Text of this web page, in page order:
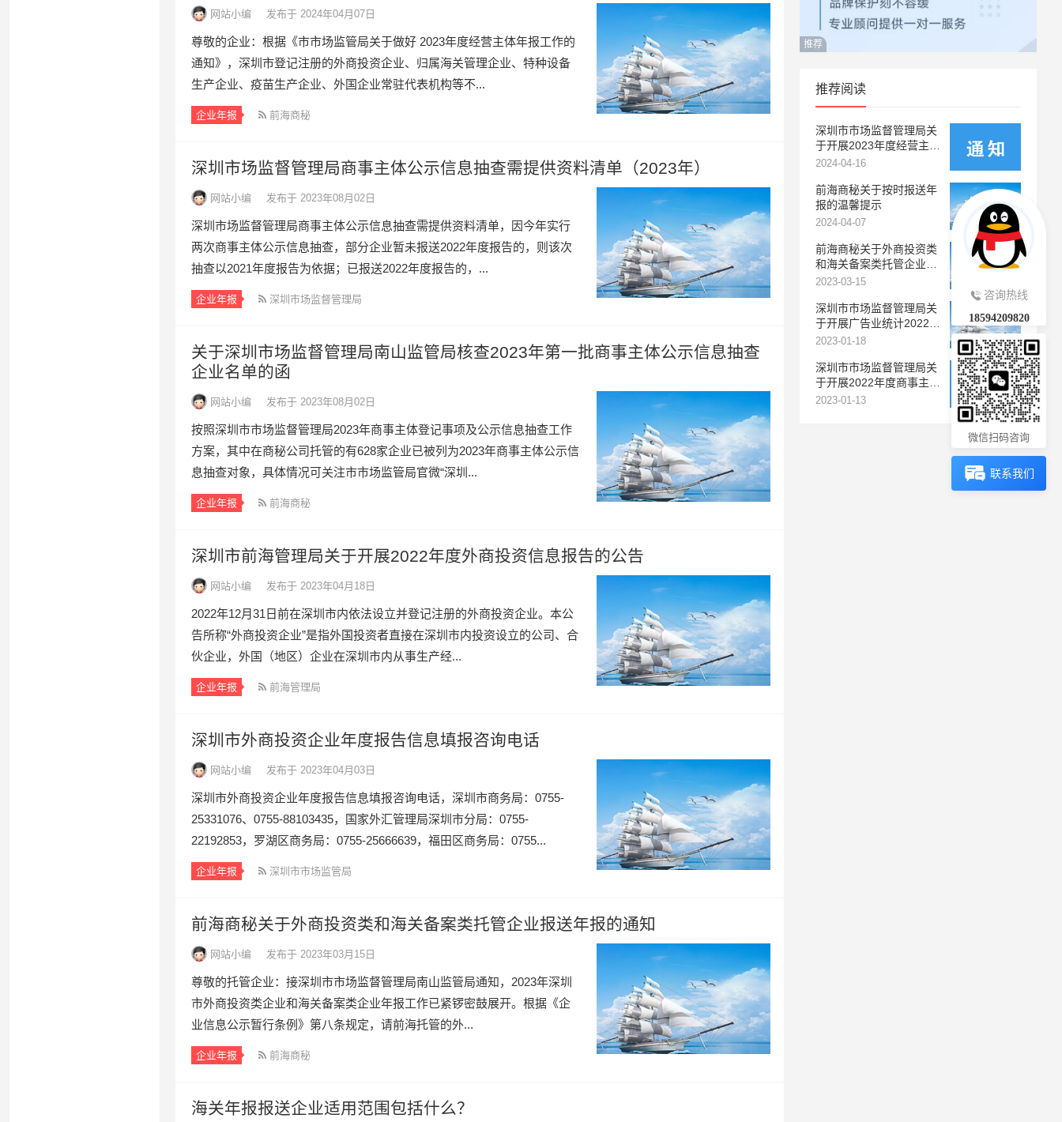
网站小编 发布于 2024年04月07日
尊敬的企业：根据《市市场监管局关于做好 2023年度经营主体年报工作的
通知》，深圳市登记注册的外商投资企业、归属海关管理企业、特种设备
生产企业、疫苗生产企业、外国企业常驻代表机构等不...
企业年报 前海商秘
深圳市场监督管理局商事主体公示信息抽查需提供资料清单（2023年）
网站小编 发布于 2023年08月02日
深圳市场监督管理局商事主体公示信息抽查需提供资料清单，因今年实行
两次商事主体公示信息抽查，部分企业暂未报送2022年度报告的，则该次
抽查以2021年度报告为依据；已报送2022年度报告的，...
企业年报 深圳市场监督管理局
关于深圳市场监督管理局南山监管局核查2023年第一批商事主体公示信息抽查
企业名单的函
网站小编 发布于 2023年08月02日
按照深圳市市场监督管理局2023年商事主体登记事项及公示信息抽查工作
方案，其中在商秘公司托管的有628家企业已被列为2023年商事主体公示信
息抽查对象，具体情况可关注市市场监管局官微“深圳...
企业年报 前海商秘
深圳市前海管理局关于开展2022年度外商投资信息报告的公告
网站小编 发布于 2023年04月18日
2022年12月31日前在深圳市内依法设立并登记注册的外商投资企业。本公
告所称“外商投资企业”是指外国投资者直接在深圳市内投资设立的公司、合
伙企业，外国（地区）企业在深圳市内从事生产经...
企业年报 前海管理局
深圳市外商投资企业年度报告信息填报咨询电话
网站小编 发布于 2023年04月03日
深圳市外商投资企业年度报告信息填报咨询电话，深圳市商务局：0755-
25331076、0755-88103435，国家外汇管理局深圳市分局：0755-
22192853，罗湖区商务局：0755-25666639，福田区商务局：0755...
企业年报 深圳市市场监管局
前海商秘关于外商投资类和海关备案类托管企业报送年报的通知
网站小编 发布于 2023年03月15日
​尊敬的托管企业：接深圳市市场监督管理局南山监管局通知，2023年深圳
市外商投资类企业和海关备案类企业年报工作已紧锣密鼓展开。根据《企
业信息公示暂行条例》第八条规定，请前海托管的外...
企业年报 前海商秘
海关年报报送企业适用范围包括什么？
推荐
推荐阅读
深圳市市场监督管理局关
于开展2023年度经营主体
年报工作的通知
2024-04-16
前海商秘关于按时报送年
报的温馨提示
2024-04-07
前海商秘关于外商投资类
和海关备案类托管企业报
送年报的通知
2023-03-15
深圳市市场监督管理局关
于开展广告业统计2022年
度年报工作的通知
2023-01-18
深圳市市场监督管理局关
于开展2022年度商事主体
年报工作的通知
2023-01-13
咨询热线
18594209820
微信扫码咨询
联系我们